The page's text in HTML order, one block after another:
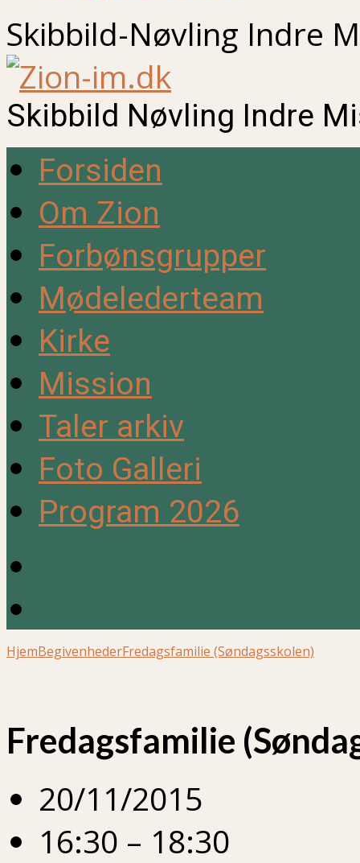
Skibbild-Nøvling Indre
Skibbild Nøvling Indre
Forsiden
Om Zion
Forbønsgrupper
Mødelederteam
Kirke
Mission
Taler arkiv
Foto Galleri
Program 2026
HjemBegivenhederFredagsfamilie (Søndagsskolen)
Fredagsfamilie
20/11/2015
16:30 – 18:30